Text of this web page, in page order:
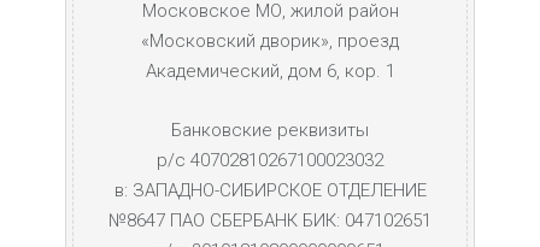
Московское МО, жилой район
«Московский дворик», проезд
Академический, дом 6, кор. 1
Банковские реквизиты
р/с 40702810267100023032
в: ЗАПАДНО-СИБИРСКОЕ ОТДЕЛЕНИЕ
№8647 ПАО СБЕРБАНК БИК: 047102651